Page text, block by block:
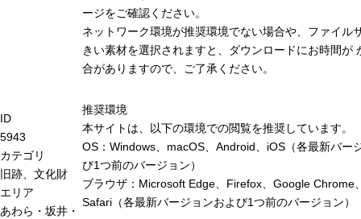
ID
5943
カテゴリ
旧跡、文化財
エリア
あわら・坂井・
ージをご確認ください。
ネットワーク環境が推奨環境でない場合や、ファイル
きい素材を選択されますと、ダウンロードにお時間が
合がありますので、ご了承ください。
推奨環境
本サイトは、以下の環境での閲覧を推奨しています。
OS：Windows、macOS、Android、iOS（各最新バー
び1つ前のバージョン）
ブラウザ：Microsoft Edge、Firefox、Google Chrome
Safari（各最新バージョンおよび1つ前のバージョン）